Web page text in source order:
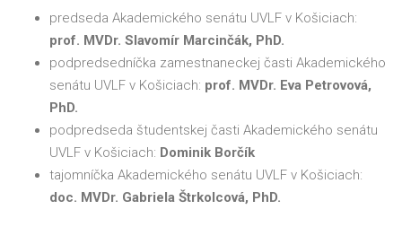
predseda Akademického senátu UVLF v Košiciach:
prof. MVDr. Slavomír Marcinčák, PhD.
podpredsedníčka zamestnaneckej časti Akademického
senátu UVLF v Košiciach: prof. MVDr. Eva Petrovová,
PhD.
podpredseda študentskej časti Akademického senátu
UVLF v Košiciach: Dominik Borčík
tajomníčka Akademického senátu UVLF v Košiciach:
doc. MVDr. Gabriela Štrkolcová, PhD.